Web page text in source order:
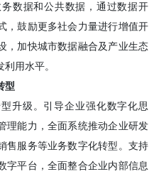
数据和公共数据，通过数据开
，鼓励更多社会力量进行增值开
，加快城市数据融合及产业生态
用水平。
型
升级。引导企业强化数字化思
理能力，全面系统推动企业研发
售服务等业务数字化转型。支持
字平台，全面整合企业内部信息